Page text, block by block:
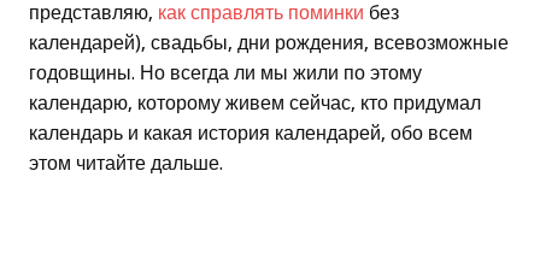
представляю, как справлять поминки без
календарей), свадьбы, дни рождения, всевозможные
годовщины. Но всегда ли мы жили по этому
календарю, которому живем сейчас, кто придумал
календарь и какая история календарей, обо всем
этом читайте дальше.